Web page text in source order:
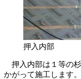
押入内部
押入内部は１等の
かがって施工します